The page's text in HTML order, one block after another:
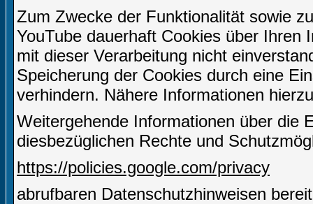
Zum Zwecke der Funktionalität sowie
YouTube dauerhaft Cookies über
mit dieser Verarbeitung nicht
Speicherung der Cookies durch eine
verhindern. Nähere Informationen
Weitergehende Informationen über die
diesbezüglichen Rechte und
https://policies.google.com/privacy
abrufbaren Datenschutzhinweisen